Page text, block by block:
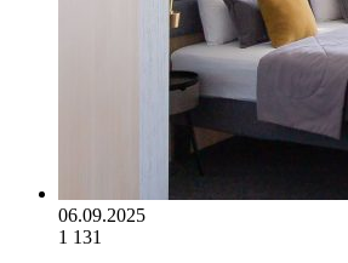
06.09.2025
1 131